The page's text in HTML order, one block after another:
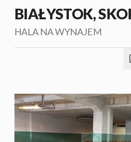
BIAŁYSTOK,
HALA NA WYNAJEM
−